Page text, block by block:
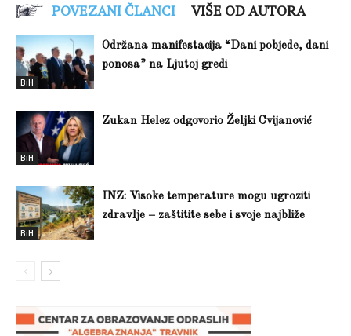
POVEZANI ČLANCI VIŠE OD AUTORA
BiH
Održana manifestacija “Dani pobjede, dani
ponosa” na Ljutoj gredi
BiH
Zukan Helez odgovorio Željki Cvijanović
BiH
INZ: Visoke temperature mogu ugroziti
zdravlje – zaštitite sebe i svoje najbliže